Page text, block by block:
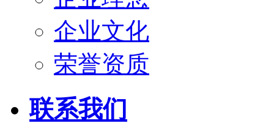
企业文化
荣誉资质
联系我们